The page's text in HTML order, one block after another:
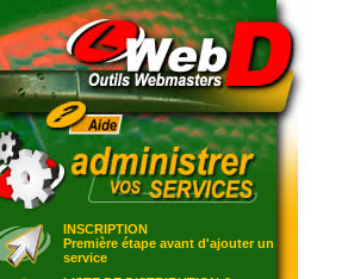
INSCRIPTION
Première étape avant d'ajouter un
service